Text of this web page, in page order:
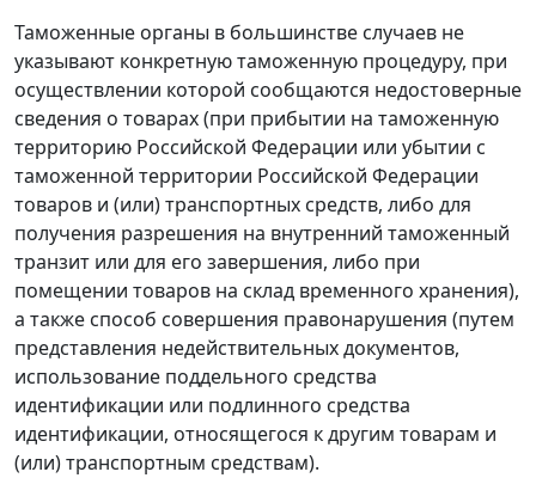
Таможенные органы в большинстве случаев не
указывают конкретную таможенную процедуру, при
осуществлении которой сообщаются недостоверные
сведения о товарах (при прибытии на таможенную
территорию Российской Федерации или убытии с
таможенной территории Российской Федерации
товаров и (или) транспортных средств, либо для
получения разрешения на внутренний таможенный
транзит или для его завершения, либо при
помещении товаров на склад временного хранения),
а также способ совершения правонарушения (путем
представления недействительных документов,
использование поддельного средства
идентификации или подлинного средства
идентификации, относящегося к другим товарам и
(или) транспортным средствам).